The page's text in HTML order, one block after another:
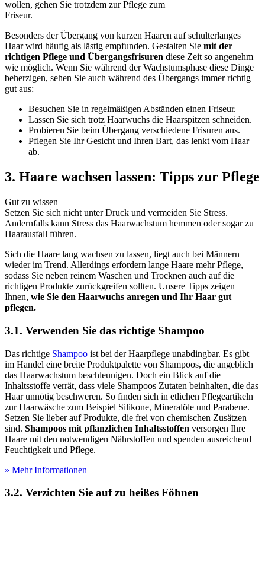
wollen, gehen Sie trotzdem zur Pflege zum
Friseur.
Besonders der Übergang von kurzen Haaren auf schulterlanges
Haar wird häufig als lästig empfunden. Gestalten Sie mit der
richtigen Pflege und Übergangsfrisuren diese Zeit so angenehm
wie möglich. Wenn Sie während der Wachstumsphase diese Dinge
beherzigen, sehen Sie auch während des Übergangs immer richtig
gut aus:
Besuchen Sie in regelmäßigen Abständen einen Friseur.
Lassen Sie sich trotz Haarwuchs die Haarspitzen schneiden.
Probieren Sie beim Übergang verschiedene Frisuren aus.
Pflegen Sie Ihr Gesicht und Ihren Bart, das lenkt vom Haar
ab.
3. Haare wachsen lassen: Tipps zur Pflege
Gut zu wissen
Setzen Sie sich nicht unter Druck und vermeiden Sie Stress.
Andernfalls kann Stress das Haarwachstum hemmen oder sogar zu
Haarausfall führen.
Sich die Haare lang wachsen zu lassen, liegt auch bei Männern
wieder im Trend. Allerdings erfordern lange Haare mehr Pflege,
sodass Sie neben reinem Waschen und Trocknen auch auf die
richtigen Produkte zurückgreifen sollten. Unsere Tipps zeigen
Ihnen, wie Sie den Haarwuchs anregen und Ihr Haar gut
pflegen.
3.1. Verwenden Sie das richtige Shampoo
Das richtige Shampoo ist bei der Haarpflege unabdingbar. Es gibt
im Handel eine breite Produktpalette von Shampoos, die angeblich
das Haarwachstum beschleunigen. Doch ein Blick auf die
Inhaltsstoffe verrät, dass viele Shampoos Zutaten beinhalten, die das
Haar unnötig beschweren. So finden sich in etlichen Pflegeartikeln
zur Haarwäsche zum Beispiel Silikone, Mineralöle und Parabene.
Setzen Sie lieber auf Produkte, die frei von chemischen Zusätzen
sind. Shampoos mit pflanzlichen Inhaltsstoffen versorgen Ihre
Haare mit den notwendigen Nährstoffen und spenden ausreichend
Feuchtigkeit und Pflege.
» Mehr Informationen
3.2. Verzichten Sie auf zu heißes Föhnen